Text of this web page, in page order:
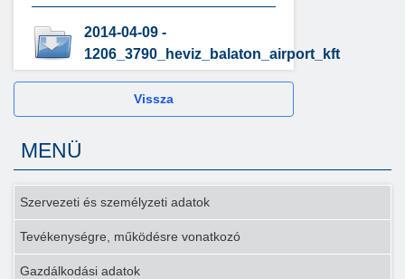
2014-04-09 -
1206_3790_heviz_balaton_airport_kft
Vissza
MENÜ
Szervezeti és személyzeti adatok
Tevékenységre, működésre vonatkozó
Gazdálkodási adatok